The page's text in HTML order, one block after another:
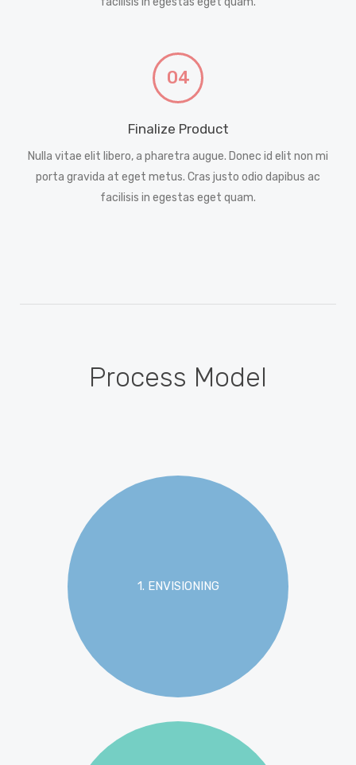
04
Finalize Product
Nulla vitae elit libero, a pharetra augue. Donec id elit non mi
porta gravida at eget metus. Cras justo odio dapibus ac
facilisis in egestas eget quam.
Process Model
1. ENVISIONING